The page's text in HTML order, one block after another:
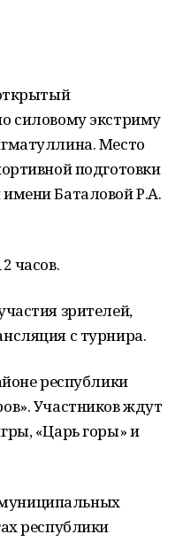
силовому экстриму
Место
подготовки
Баталовой Р.А.
часов.
зрителей,
с турнира.
республики
Участников ждут
«Царь горы» и
муниципальных
республики